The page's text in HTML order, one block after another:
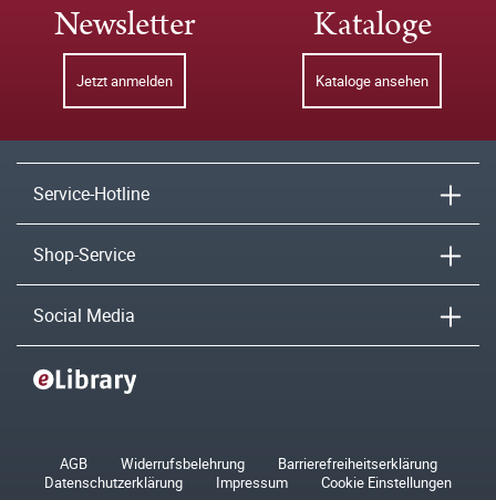
Newsletter
Jetzt anmelden
Kataloge
Kataloge ansehen
Service-Hotline
Shop-Service
Social Media
AGB Widerrufsbelehrung
Barrierefreiheitserklärung
Datenschutzerklärung
Impressum Cookie Einstellungen